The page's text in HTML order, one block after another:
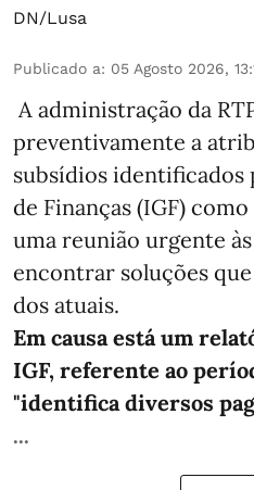
DN/Lusa
Publicado a: 05 Agosto 2026,
A administração da
preventivamente a
subsídios identificados
de Finanças (IGF)
uma reunião urgente
encontrar soluções
dos atuais.
Em causa está um
IGF, referente ao
"identifica diversos
...